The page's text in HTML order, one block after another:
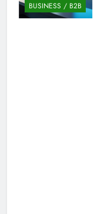
4
4
4
BUSINESS / B2B